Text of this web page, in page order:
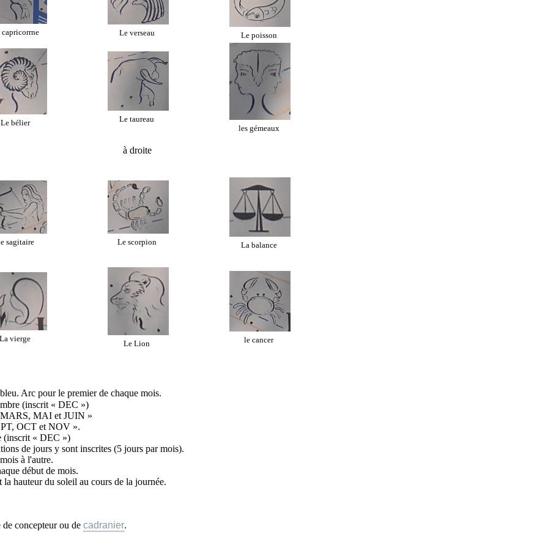
capricorrne Le verseau Le poisson
Le bélier
Le taureau
les gémeaux
à droite
sagitaire Le scorpion La balance
La vierge
Le Lion le cancer
Arc pour le premier de chaque mois.
(inscrit « DEC »)
MARS, MAI et JUIN »
OCT et NOV ».
(inscrit « DEC »)
de jours y sont inscrites (5 jours par mois).
à l'autre.
début de mois.
hauteur du soleil au cours de la journée.
concepteur ou de cadranier.